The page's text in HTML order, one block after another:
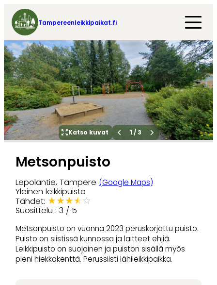
Tampereenleikkipaikat.fi
Katso kuvat 1 / 3
Metsonpuisto
Lepolantie, Tampere (Google Maps)
Yleinen leikkipuisto
Tähdet: ★★★★☆
Suosittelu : 3 / 5
Metsonpuisto on vuonna 2023 peruskorjattu puisto.
Puisto on siistissä kunnossa ja laitteet ehjiä.
Leikkipuisto on suojainen ja puiston sisällä myös
pieni hiekkakenttä. Perussiisti lähileikkipaikka.